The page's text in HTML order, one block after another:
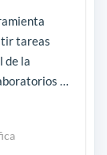
tareas
de la
…